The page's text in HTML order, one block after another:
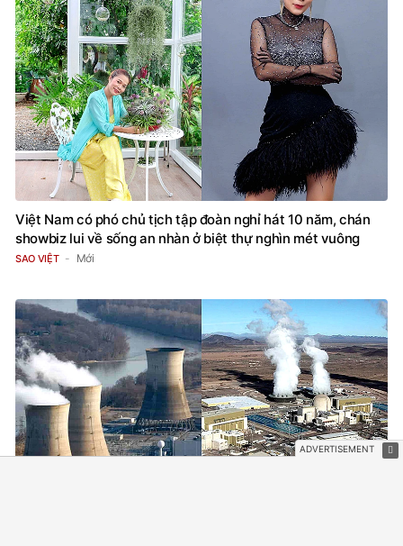
Việt Nam có phó chủ tịch tập đoàn nghỉ hát 10 năm, chán
showbiz lui về sống an nhàn ở biệt thự nghìn mét vuông
SAO VIỆT Mới